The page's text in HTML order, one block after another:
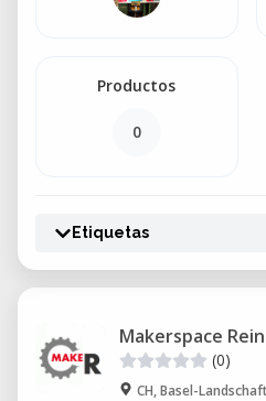
Productos
0
Etiquetas
Makerspace
(0)
CH, Basel-